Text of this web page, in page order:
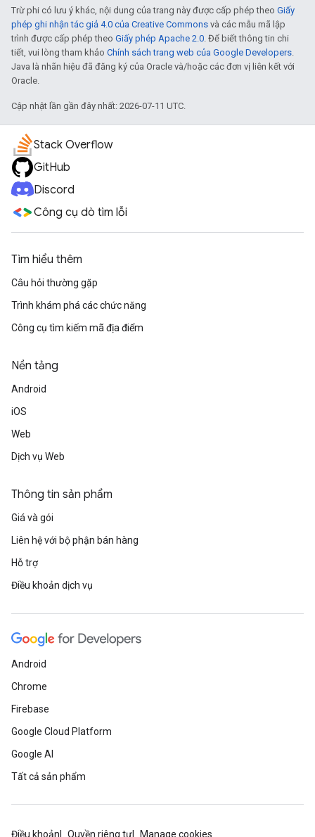
Trừ phi có lưu ý khác, nội dung của trang này được cấp phép theo Giấy
phép ghi nhận tác giả 4.0 của Creative Commons và các mẫu mã lập
trình được cấp phép theo Giấy phép Apache 2.0. Để biết thông tin chi
tiết, vui lòng tham khảo Chính sách trang web của Google Developers.
Java là nhãn hiệu đã đăng ký của Oracle và/hoặc các đơn vị liên kết với
Oracle.
Cập nhật lần gần đây nhất: 2026-07-11 UTC.
Stack Overflow
GitHub
Discord
Công cụ dò tìm lỗi
Tìm hiểu thêm
Câu hỏi thường gặp
Trình khám phá các chức năng
Công cụ tìm kiếm mã địa điểm
Nền tảng
Android
iOS
Web
Dịch vụ Web
Thông tin sản phẩm
Giá và gói
Liên hệ với bộ phận bán hàng
Hỗ trợ
Điều khoản dịch vụ
Android
Chrome
Firebase
Google Cloud Platform
Google AI
Tất cả sản phẩm
Điều khoản Quyền riêng tư Manage cookies